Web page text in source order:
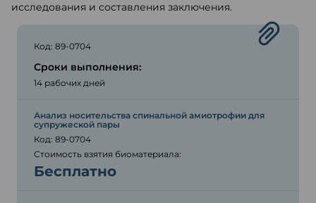
исследования и составления заключения.
Код: 89-0704
Сроки выполнения:
14 рабочих дней
Анализ носительства спинальной амиотрофии для
супружеской пары
Код: 89-0704
Стоимость взятия биоматериала:
Бесплатно